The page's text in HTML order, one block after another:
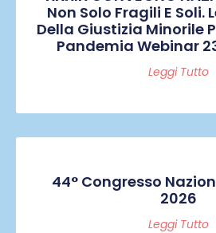
Non Solo Fragili E Soli.
Della Giustizia Minorile
Pandemia Webinar
Leggi Tutto
44° Congresso
2026
Leggi Tutto